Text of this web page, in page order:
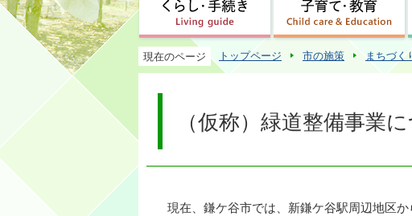
現在のページ トップページ 市の施策 まちづく
（仮称）緑道整備事業
現在、鎌ケ谷市では、新鎌ケ谷駅周辺地区